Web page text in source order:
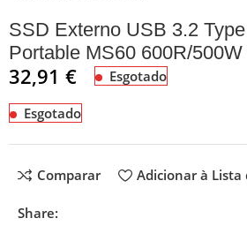
SSD Externo USB 3.2
Portable MS60 600R/500W
32,91€ Esgotado
Esgotado
Comparar Adicionar à Lista
Share: